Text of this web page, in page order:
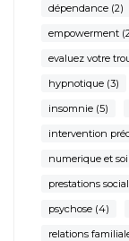
dépendance (2)
empowerment
evaluez votre
hypnotique (3)
insomnie (5)
intervention
numerique et
prestations
psychose (4)
relations